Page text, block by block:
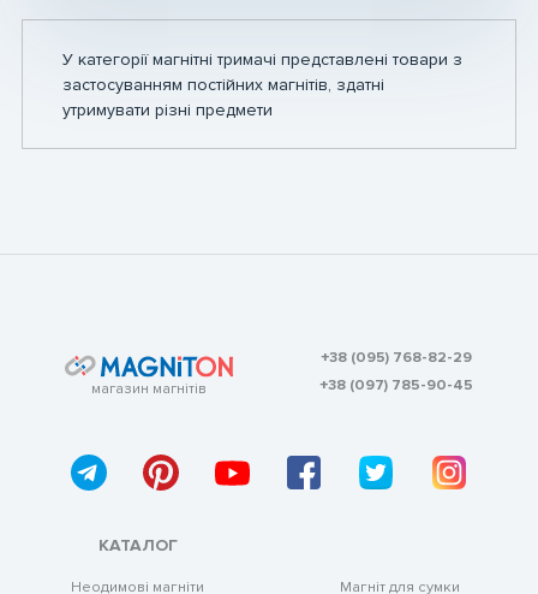
У категорії магнітні тримачі представлені товари з
застосуванням постійних магнітів, здатні
утримувати різні предмети
магазин магнітів
+38 (095) 768-82-29
+38 (097) 785-90-45
КАТАЛОГ
Неодимові магніти
Магніт для сумки